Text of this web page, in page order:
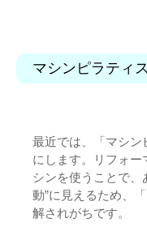
マシンピラティ
最近では、「マシン
にします。リフォ
シンを使うことで、
動”に見えるため、
解されがちです。